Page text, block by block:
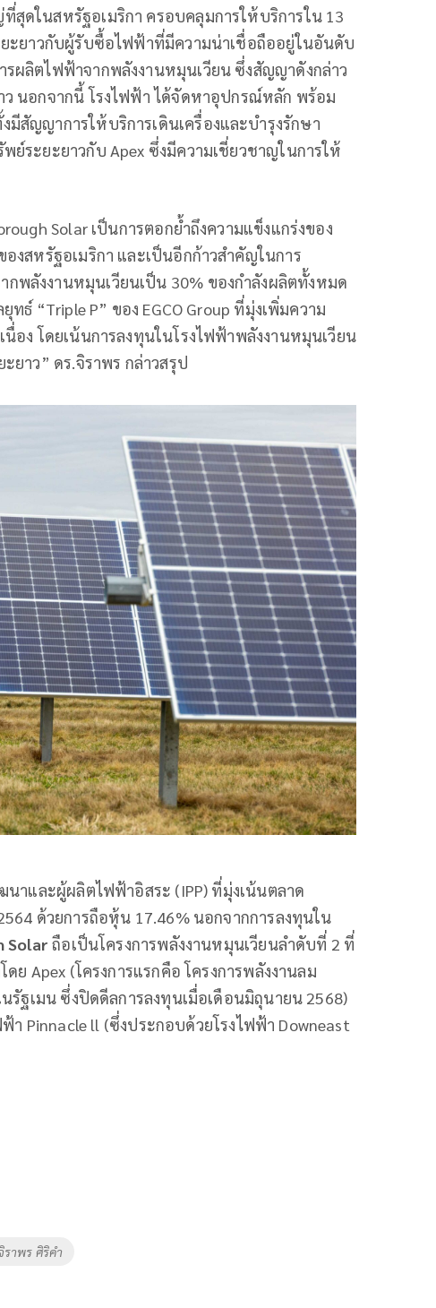
ดในสหรัฐอเมริกา ครอบคลุมการให้บริการใน 13
ะยาวกับผู้รับซื้อไฟฟ้าที่มีความน่าเชื่อถืออยู่ในอันดับ
ผลิตไฟฟ้าจากพลังงานหมุนเวียน ซึ่งสัญญาดังกล่าว
นอกจากนี้ โรงไฟฟ้า ได้จัดหาอุปกรณ์หลัก พร้อม
สัญญาการให้บริการเดินเครื่องและบำรุงรักษา
ย์ระยะยาวกับ Apex ซึ่งมีความเชี่ยวชาญในการให้
Solar เป็นการตอกย้ำถึงความแข็งแกร่งของ
งสหรัฐอเมริกา และเป็นอีกก้าวสำคัญในการ
พลังงานหมุนเวียนเป็น 30% ของกำลังผลิตทั้งหมด
ธ์ “Triple P” ของ EGCO Group ที่มุ่งเพิ่มความ
นื่อง โดยเน้นการลงทุนในโรงไฟฟ้าพลังงานหมุนเวียน
ยาว” ดร.จิราพร กล่าวสรุป
าและผู้ผลิตไฟฟ้าอิสระ (IPP) ที่มุ่งเน้นตลาด
ด้วยการถือหุ้น 17.46% นอกจากการลงทุนใน
Solar ถือเป็นโครงการพลังงานหมุนเวียนลำดับที่ 2 ที่
ย Apex (โครงการแรกคือ โครงการพลังงานลม
นรัฐเมน ซึ่งปิดดีลการลงทุนเมื่อเดือนมิถุนายน 2568)
า Pinnacle ll (ซึ่งประกอบด้วยโรงไฟฟ้า Downeast
ราพร ศิริคำ